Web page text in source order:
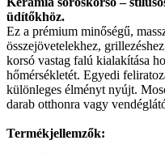
üdítőkhöz.
Ez a prémium minőségű,
összejövetelekhez,
korsó vastag falú kialakítása
hőmérsékletét. Egyedi
különleges élményt nyújt.
darab otthonra vagy
Termékjellemzők: